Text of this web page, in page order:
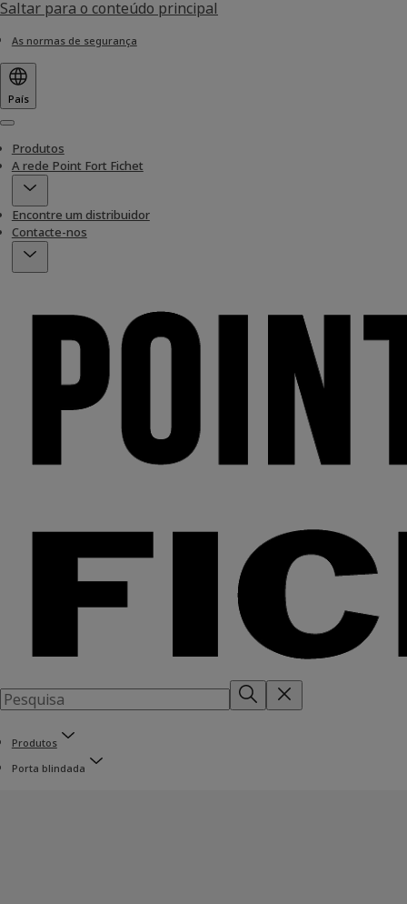
Saltar para o conteúdo principal
As normas de segurança
País
Menu
Produtos
A rede Point Fort Fichet
Encontre um distribuidor
Contacte-nos
Produtos
Porta blindada